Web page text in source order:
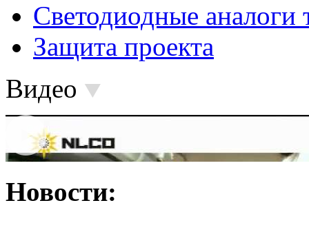
Светодиодные аналоги
Защита проекта
Видео
Новости: